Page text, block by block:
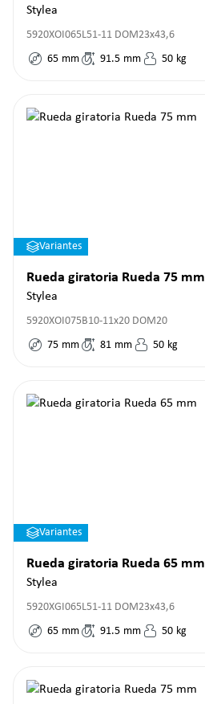
Stylea
5920XOI065L51-11 DOM23x43,6
65 mm 91.5 mm 50 kg
Variantes
Rueda giratoria Rueda 75 mm
Stylea
5920XOI075B10-11x20 DOM20
75 mm 81 mm 50 kg
Variantes
Rueda giratoria Rueda 65 mm
Stylea
5920XGI065L51-11 DOM23x43,6
65 mm 91.5 mm 50 kg